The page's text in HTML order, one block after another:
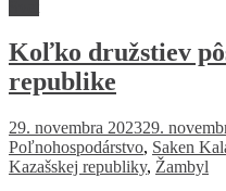
Koľko družstiev
republike
29. novembra 202329.
Poľnohospodárstvo, Saken
Kazašskej republiky, Žambyl